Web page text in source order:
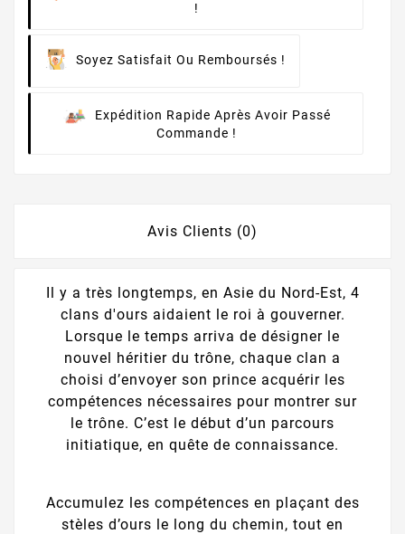
!
Soyez Satisfait Ou Remboursés !
Expédition Rapide Après Avoir Passé
Commande !
Avis Clients (0)
Il y a très longtemps, en Asie du Nord-Est, 4
clans d'ours aidaient le roi à gouverner.
Lorsque le temps arriva de désigner le
nouvel héritier du trône, chaque clan a
choisi d’envoyer son prince acquérir les
compétences nécessaires pour montrer sur
le trône. C’est le début d’un parcours
initiatique, en quête de connaissance.
Accumulez les compétences en plaçant des
stèles d’ours le long du chemin, tout en